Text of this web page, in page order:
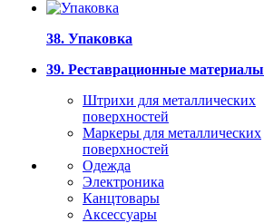
38. Упаковка
39. Реставрационные материалы
Штрихи для металлических
поверхностей
Маркеры для металлических
поверхностей
Одежда
Электроника
Канцтовары
Аксессуары